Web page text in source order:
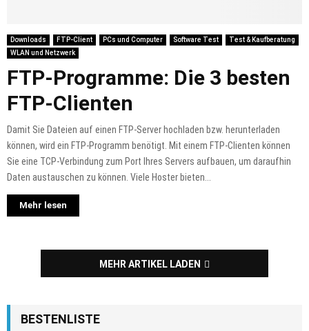
Downloads FTP-Client PCs und Computer Software Test
Test & Kaufberatung
WLAN und Netzwerk
FTP-Programme: Die 3 besten
FTP-Clienten
Damit Sie Dateien auf einen FTP-Server hochladen bzw. herunterladen
können, wird ein FTP-Programm benötigt. Mit einem FTP-Clienten können
Sie eine TCP-Verbindung zum Port Ihres Servers aufbauen, um daraufhin
Daten austauschen zu können. Viele Hoster bieten...
Mehr lesen
MEHR ARTIKEL LADEN
BESTENLISTE